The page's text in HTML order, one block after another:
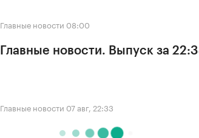
Главные новости 08:00
Главные новости. Выпуск за
Главные новости 07 авг, 22:33